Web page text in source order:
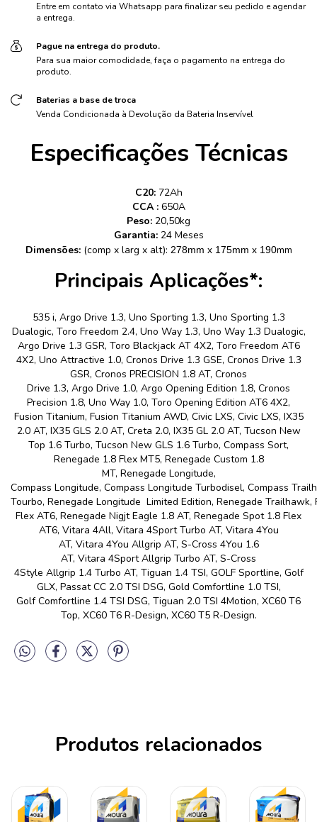
Entre em contato via Whatsapp para finalizar seu pedido e agendar
a entrega.
Pague na entrega do produto.
Para sua maior comodidade, faça o pagamento na entrega do
produto.
Baterias a base de troca
Venda Condicionada à Devolução da Bateria Inservível
Especificações Técnicas
C20:72Ah
CCA :650A
Peso: 20,50kg
Garantia:24 Meses
Dimensões:(comp x larg x alt): 278mm x 175mm x 190mm
Principais Aplicações*:
535 i, Argo Drive 1.3, Uno Sporting 1.3, Uno Sporting 1.3
Dualogic, Toro Freedom 2.4, Uno Way 1.3, Uno Way 1.3 Dualogic,
Argo Drive 1.3 GSR, Toro Blackjack AT 4X2, Toro Freedom AT6
4X2, Uno Attractive 1.0, Cronos Drive 1.3 GSE, Cronos Drive 1.3
GSR, Cronos PRECISION 1.8 AT, Cronos
Drive 1.3, Argo Drive 1.0, Argo Opening Edition 1.8, Cronos
Precision 1.8, Uno Way 1.0, Toro Opening Edition AT6 4X2,
Fusion Titanium, Fusion Titanium AWD, Civic LXS, Civic LXS, IX35
2.0 AT, IX35 GLS 2.0 AT, Creta 2.0, IX35 GL 2.0 AT, Tucson New
Top 1.6 Turbo, Tucson New GLS 1.6 Turbo, Compass Sort,
Renegade 1.8 Flex MT5, Renegade Custom 1.8
MT, Renegade Longitude,
Compass Longitude, Compass Longitude Turbodisel, Compass
Tourbo, Renegade Longitude Limited Edition, Renegade
Flex AT6, Renegade Nigjt Eagle 1.8 AT, Renegade Spot 1.8 Flex
AT6, Vitara 4All, Vitara 4Sport Turbo AT, Vitara 4You
AT, Vitara 4You Allgrip AT, S-Cross 4You 1.6
AT, Vitara 4Sport Allgrip Turbo AT, S-Cross
4Style Allgrip 1.4 Turbo AT, Tiguan 1.4 TSI, GOLF Sportline, Golf
GLX, Passat CC 2.0 TSI DSG, Gold Comfortline 1.0 TSI,
Golf Comfortline 1.4 TSI DSG, Tiguan 2.0 TSI 4Motion, XC60 T6
Top, XC60 T6 R-Design, XC60 T5 R-Design.
Produtos relacionados